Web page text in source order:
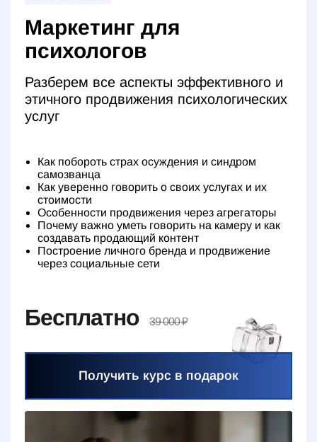
Маркетинг для
психологов
Разберем все аспекты эффективного и
этичного продвижения психологических
услуг
Как побороть страх осуждения и синдром
самозванца
Как уверенно говорить о своих услугах и их
стоимости
Особенности продвижения через агрегаторы
Почему важно уметь говорить на камеру и как
создавать продающий контент
Построение личного бренда и продвижение
через социальные сети
Бесплатно 39 000 ₽
Получить курс в подарок